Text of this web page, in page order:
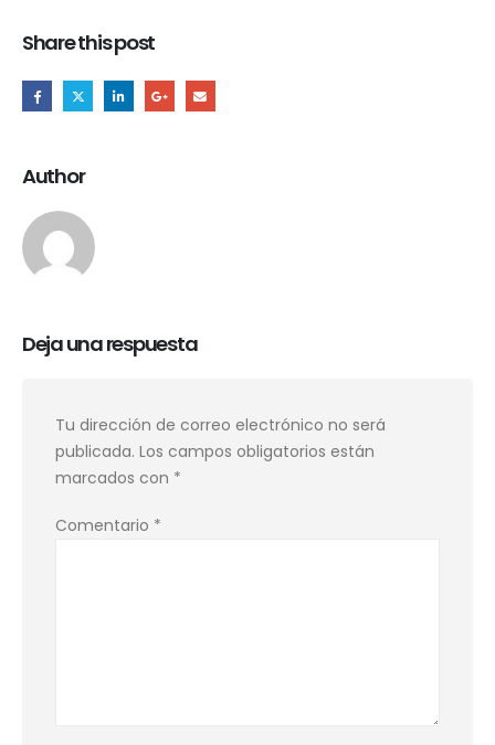
Share this post
Author
Deja una respuesta
Tu dirección de correo electrónico no será
publicada. Los campos obligatorios están
marcados con *
Comentario *